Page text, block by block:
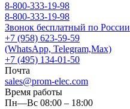
8-800-333-19-98
8-800-333-19-98
Звонок бесплатный по России
+7 (958) 623-59-59
(WhatsApp, Telegram,Max)
+7 (495) 134-01-50
Почта
sales@prom-elec.com
Время работы
Пн—Вс 08:00 – 18:00